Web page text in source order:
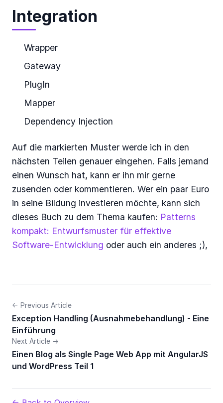
Integration
Wrapper
Gateway
PlugIn
Mapper
Dependency Injection
Auf die markierten Muster werde ich in den
nächsten Teilen genauer eingehen. Falls jemand
einen Wunsch hat, kann er ihn mir gerne
zusenden oder kommentieren. Wer ein paar Euro
in seine Bildung investieren möchte, kann sich
dieses Buch zu dem Thema kaufen: Patterns
kompakt: Entwurfsmuster für effektive
Software-Entwicklung oder auch ein anderes ;),
← Previous Article
Exception Handling (Ausnahmebehandlung) - Eine
Einführung
Next Article →
Einen Blog als Single Page Web App mit AngularJS
und WordPress Teil 1